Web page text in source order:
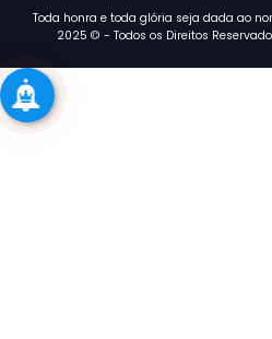
Toda honra e toda glória seja dada ao
2025 © - Todos os Direitos